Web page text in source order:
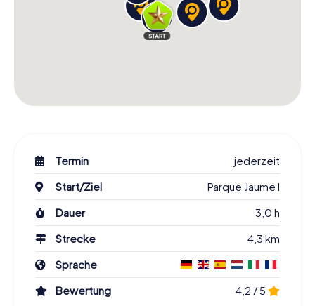
Termin
jederzeit
Start/Ziel
Parque Jaume I
Dauer
3,0 h
Strecke
4,3 km
Sprache
Bewertung
4,2 / 5